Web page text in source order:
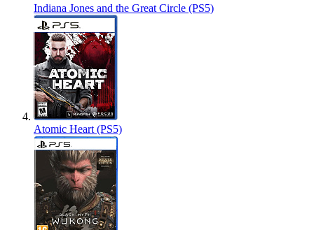
Indiana Jones and the Great Circle (PS5)
Atomic Heart (PS5)